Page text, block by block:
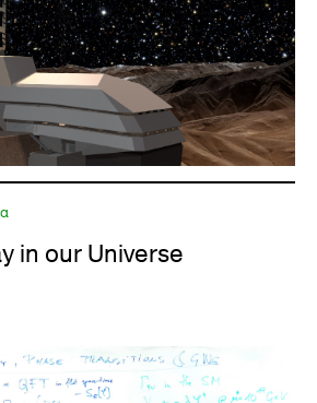
in our Universe